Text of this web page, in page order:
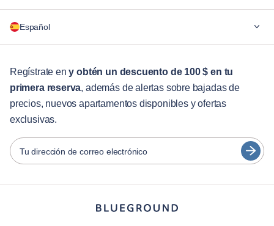
Para las empresas
Servicios para huéspedes
Guías de ciudades
Socios
Operadores de alquiler amueblado
Propietarios
Socios de franquicia
Español
English
Português
Español
Français
Türkçe
Regístrate eny obtén un descuento de 100 $ en tu
primera reserva, además de alertas sobre bajadas de
precios, nuevos apartamentos disponibles y ofertas
exclusivas.
Tu dirección de correo electrónico